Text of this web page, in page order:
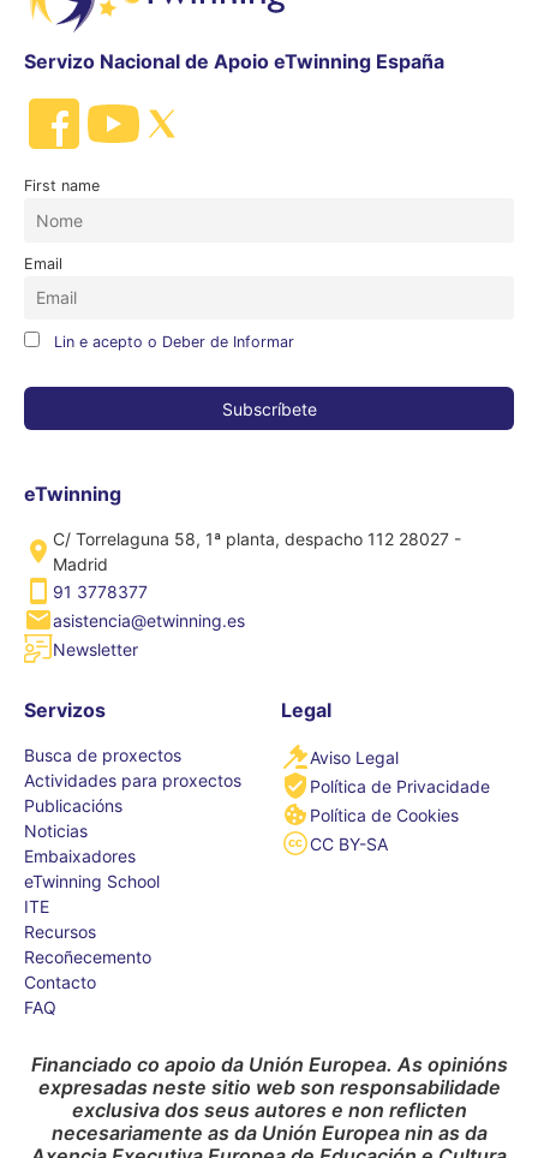
Servizo Nacional de Apoio eTwinning España
First name
Email
Lin e acepto o Deber de Informar
eTwinning
C/ Torrelaguna 58, 1ª planta, despacho 112 28027 -
Madrid
91 3778377
asistencia@etwinning.es
Newsletter
Servizos
Busca de proxectos
Actividades para proxectos
Publicacións
Noticias
Embaixadores
eTwinning School
ITE
Recursos
Recoñecemento
Contacto
FAQ
Legal
Aviso Legal
Política de Privacidade
Política de Cookies
CC BY-SA
Financiado co apoio da Unión Europea. As opinións
expresadas neste sitio web son responsabilidade
exclusiva dos seus autores e non reflicten
necesariamente as da Unión Europea nin as da